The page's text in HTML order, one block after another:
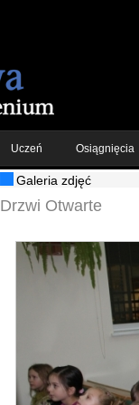
Uczeń Osiągnięcia
Galeria zdjęć
Drzwi Otwarte